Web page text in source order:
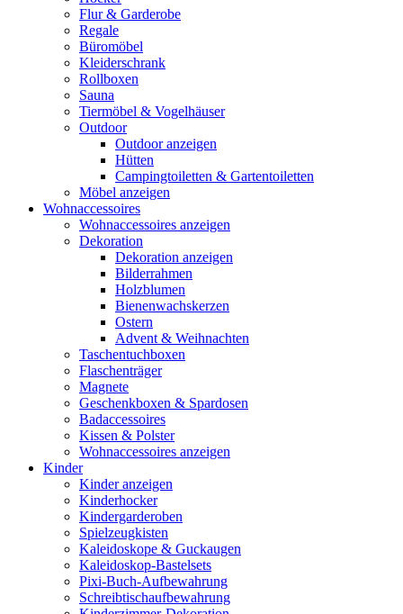
Flur & Garderobe
Regale
Büromöbel
Kleiderschrank
Rollboxen
Sauna
Tiermöbel & Vogelhäuser
Outdoor
Outdoor anzeigen
Hütten
Campingtoiletten & Gartentoiletten
Möbel anzeigen
Wohnaccessoires
Wohnaccessoires anzeigen
Dekoration
Dekoration anzeigen
Bilderrahmen
Holzblumen
Bienenwachskerzen
Ostern
Advent & Weihnachten
Taschentuchboxen
Flaschenträger
Magnete
Geschenkboxen & Spardosen
Badaccessoires
Kissen & Polster
Wohnaccessoires anzeigen
Kinder
Kinder anzeigen
Kinderhocker
Kindergarderoben
Spielzeugkisten
Kaleidoskope & Guckaugen
Kaleidoskop-Bastelsets
Pixi-Buch-Aufbewahrung
Schreibtischaufbewahrung